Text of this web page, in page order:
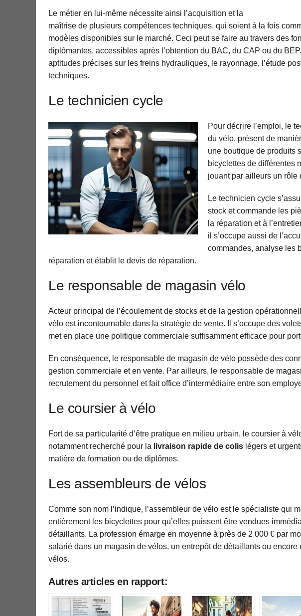
Le métier en lui-même nécessite ainsi l’acquisition et la
maîtrise de plusieurs compétences techniques, qui soient à la fois
modèles disponibles sur le marché. Ceci peut se faire au travers des
diplômantes, accessibles après l’obtention du BAC, du CAP ou du
aptitudes précises sur les freins hydrauliques, le rayonnage, l’étude
techniques.
Le technicien cycle
Pour décrire l’emploi, le
du vélo, présent de
une boutique de produits
bicyclettes de différentes
jouant par ailleurs un rôle
Le technicien cycle
stock et commande les
la réparation et à
il s’occupe aussi de
commandes, analyse les
réparation et établit le devis de réparation.
Le responsable de magasin vélo
Acteur principal de l’écoulement de stocks et de la gestion
vélo est incontournable dans la stratégie de vente. Il s’occupe des
met en place une politique commerciale suffisamment efficace pour
En conséquence, le responsable de magasin de vélo possède des
gestion commerciale et en vente. Par ailleurs, le responsable de
recrutement du personnel et fait office d’intermédiaire entre son
Le coursier à vélo
Fort de sa particularité d’être pratique en milieu urbain, le coursier à
notamment recherché pour la livraison rapide de colis légers et
matière de formation ou de diplômes.
Les assembleurs de vélos
Comme son nom l’indique, l’assembleur de vélo est le spécialiste qui
entièrement les bicyclettes pour qu’elles puissent être vendues
détaillants. La profession émarge en moyenne à près de 2 000 € par
salarié dans un magasin de vélos, un entrepôt de détaillants ou encore
vélos.
Autres articles en rapport: